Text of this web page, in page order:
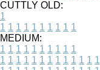
CUTTLY OLD:
1
1 1 1 1 1 1 1 1 1 1
MEDIUM:
1 1 1 1 1 1 1 1 1 1
1 1 1 1 1 1 1 1 1 1 1 1 1